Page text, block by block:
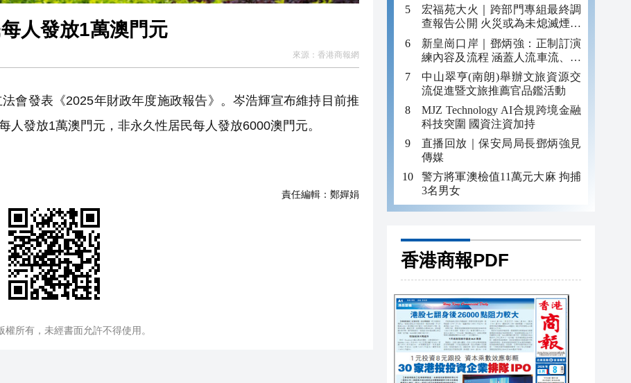
人發放1萬澳門元
來源： 香港商報網
會發表《2025年財政年度施政報告》。岑浩輝宣布維持目前推
發放1萬澳門元，非永久性居民每人發放6000澳門元。
責任編輯： 鄭嬋娟
權所有，未經書面允許不得使用。
宏福苑大火｜跨部門專組最終調
查報告公開 火災或為未熄滅煙頭
引發
新皇崗口岸｜鄧炳強：正制訂演
練內容及流程 涵蓋人流車流、緊
急應變等
中山翠亨(南朗)舉辦文旅資源交
流促進暨文旅推薦官品鑑活動
MJZ Technology AI合規跨境金融
科技突圍 國資注資加持
直播回放｜保安局局長鄧炳強見
傳媒
警方將軍澳檢值11萬元大麻 拘捕
3名男女
香港商報PDF